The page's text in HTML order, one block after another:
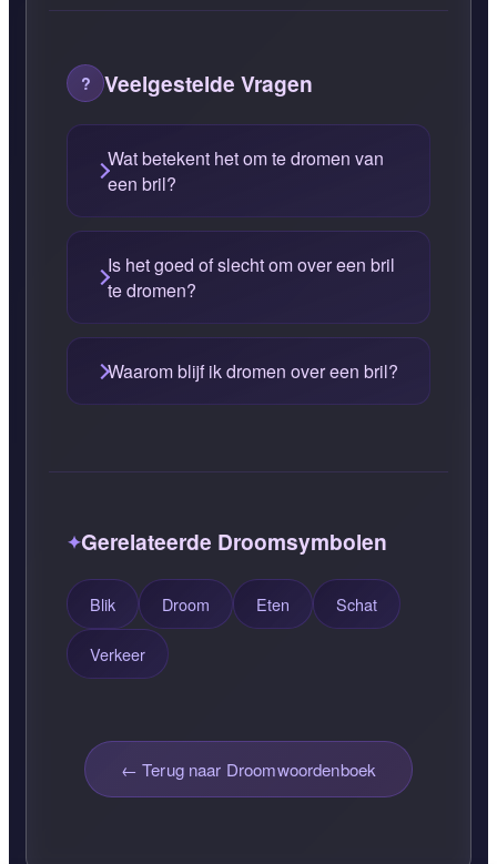
Veelgestelde Vragen
Wat betekent het om te dromen van
een bril?
Is het goed of slecht om over een bril
te dromen?
Waarom blijf ik dromen over een bril?
Gerelateerde Droomsymbolen
Blik Droom Eten Schat
Verkeer
← Terug naar Droomwoordenboek